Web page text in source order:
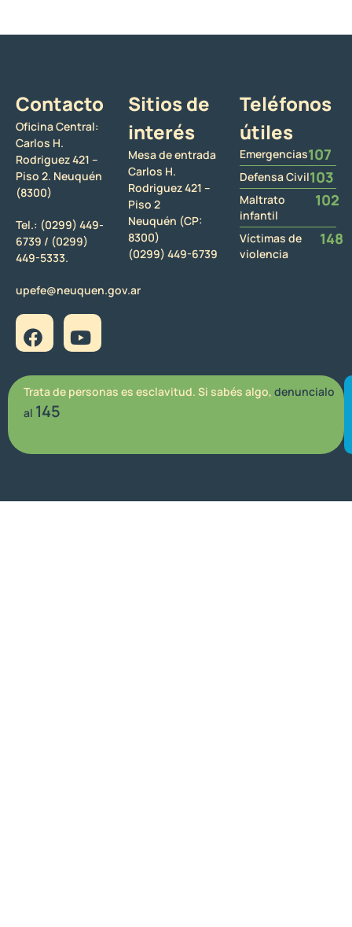
Contacto
Oficina Central:
Carlos H.
Rodriguez 421 –
Piso 2. Neuquén
(8300)
Tel.: (0299) 449-
6739 / (0299)
449-5333.
upefe@neuquen.gov.ar
Sitios de
interés
Mesa de entrada
Carlos H.
Rodriguez 421 –
Piso 2
Neuquén (CP:
8300)
(0299) 449-6739
Teléfonos
útiles
Emergencias107
Defensa Civil103
Maltrato
infantil
102
Víctimas de
violencia
148
Trata de personas es esclavitud. Si sabés algo, denuncialo
al 145